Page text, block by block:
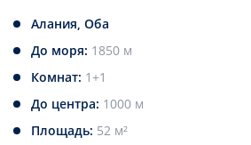
Алания, Оба
До моря: 1850 м
Комнат: 1+1
До центра: 1000 м
Площадь: 52 м²